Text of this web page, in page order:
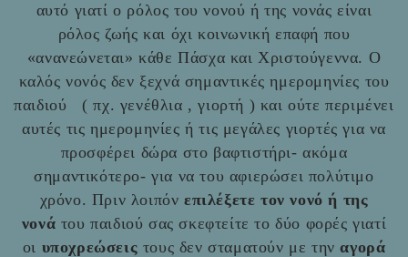
αυτό γιατί ο ρόλος του νονού ή της νονάς είναι
ρόλος ζωής και όχι κοινωνική επαφή που
«ανανεώνεται» κάθε Πάσχα και Χριστούγεννα. Ο
καλός νονός δεν ξεχνά σημαντικές ημερομηνίες του
παιδιού ( πχ. γενέθλια , γιορτή ) και ούτε περιμένει
αυτές τις ημερομηνίες ή τις μεγάλες γιορτές για να
προσφέρει δώρα στο βαφτιστήρι- ακόμα
σημαντικότερο- για να του αφιερώσει πολύτιμο
χρόνο. Πριν λοιπόν επιλέξετε τον νονό ή της
νονά του παιδιού σας σκεφτείτε το δύο φορές γιατί
οι υποχρεώσεις τους δεν σταματούν με τηναγορά